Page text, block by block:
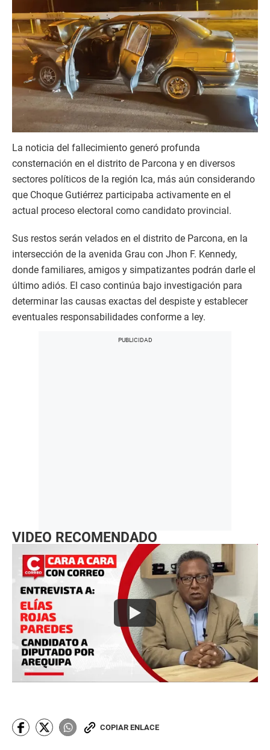
La noticia del fallecimiento generó profunda
consternación en el distrito de Parcona y en diversos
sectores políticos de la región Ica, más aún considerando
que Choque Gutiérrez participaba activamente en el
actual proceso electoral como candidato provincial.
Sus restos serán velados en el distrito de Parcona, en la
intersección de la avenida Grau con Jhon F. Kennedy,
donde familiares, amigos y simpatizantes podrán darle el
último adiós. El caso continúa bajo investigación para
determinar las causas exactas del despiste y establecer
eventuales responsabilidades conforme a ley.
VIDEO RECOMENDADO
COPIAR ENLACE